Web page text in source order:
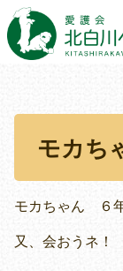
モカち
モカちゃん ６
又、会おうネ！